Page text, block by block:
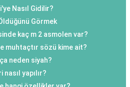
Nasıl Gidilir?
Görmek
kaç m 2 asmolen var?
muhtaçtır sözü kime ait?
neden siyah?
yapılır?